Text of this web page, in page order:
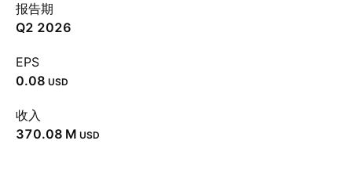
报告期
Q2 2026
EPS
0.08 USD
收入
‪370.08 M‬ USD